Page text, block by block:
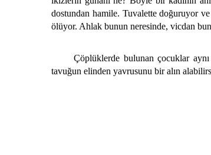
dostundan hamile. Tuvalette doğuruyor
ölüyor. Ahlak bunun neresinde, vicdan
Çöplüklerde bulunan çocuklar aynı
tavuğun elinden yavrusunu bir alın